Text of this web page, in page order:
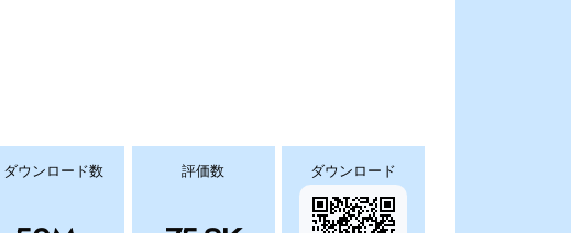
ダウンロード数 評価数 ダウンロード